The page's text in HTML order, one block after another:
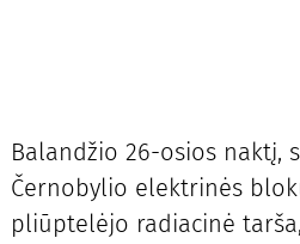
Balandžio 26-osios naktį,
Černobylio elektrinės
pliūptelėjo radiacinė